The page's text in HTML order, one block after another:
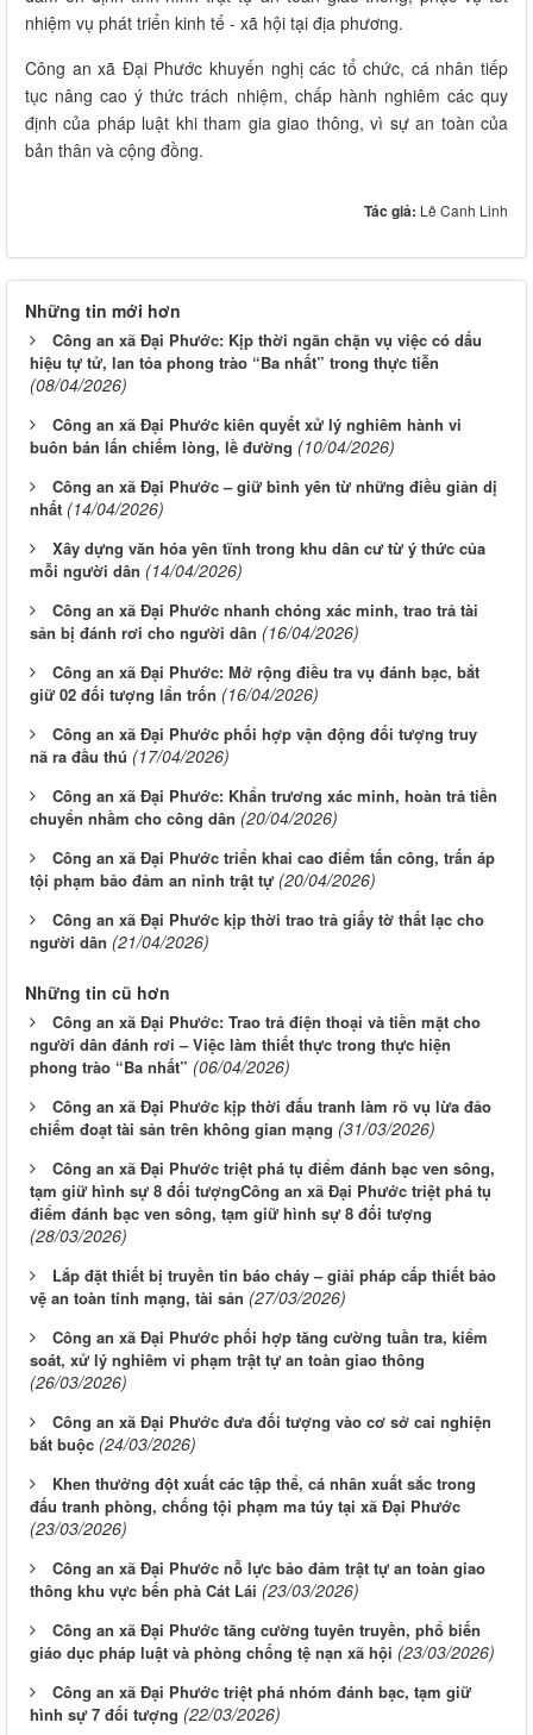
nhiệm vụ phát triển kinh tế - xã hội tại địa phương.
Công an xã Đại Phước khuyến nghị các tổ chức, cá nhân tiếp
tục nâng cao ý thức trách nhiệm, chấp hành nghiêm các quy
định của pháp luật khi tham gia giao thông, vì sự an toàn của
bản thân và cộng đồng.
Tác giả: Lê Canh Linh
Những tin mới hơn
Công an xã Đại Phước: Kịp thời ngăn chặn vụ việc có dấu
hiệu tự tử, lan tỏa phong trào “Ba nhất” trong thực tiễn
(08/04/2026)
Công an xã Đại Phước kiên quyết xử lý nghiêm hành vi
buôn bán lấn chiếm lòng, lề đường (10/04/2026)
Công an xã Đại Phước – giữ bình yên từ những điều giản dị
nhất (14/04/2026)
Xây dựng văn hóa yên tĩnh trong khu dân cư từ ý thức của
mỗi người dân (14/04/2026)
Công an xã Đại Phước nhanh chóng xác minh, trao trả tài
sản bị đánh rơi cho người dân (16/04/2026)
Công an xã Đại Phước: Mở rộng điều tra vụ đánh bạc, bắt
giữ 02 đối tượng lẩn trốn (16/04/2026)
Công an xã Đại Phước phối hợp vận động đối tượng truy
nã ra đầu thú (17/04/2026)
Công an xã Đại Phước: Khẩn trương xác minh, hoàn trả tiền
chuyển nhầm cho công dân (20/04/2026)
Công an xã Đại Phước triển khai cao điểm tấn công, trấn áp
tội phạm bảo đảm an ninh trật tự (20/04/2026)
Công an xã Đại Phước kịp thời trao trả giấy tờ thất lạc cho
người dân (21/04/2026)
Những tin cũ hơn
Công an xã Đại Phước: Trao trả điện thoại và tiền mặt cho
người dân đánh rơi – Việc làm thiết thực trong thực hiện
phong trào “Ba nhất” (06/04/2026)
Công an xã Đại Phước kịp thời đấu tranh làm rõ vụ lừa đảo
chiếm đoạt tài sản trên không gian mạng (31/03/2026)
Công an xã Đại Phước triệt phá tụ điểm đánh bạc ven sông,
tạm giữ hình sự 8 đối tượngCông an xã Đại Phước triệt phá tụ
điểm đánh bạc ven sông, tạm giữ hình sự 8 đối tượng
(28/03/2026)
Lắp đặt thiết bị truyền tin báo cháy – giải pháp cấp thiết bảo
vệ an toàn tính mạng, tài sản (27/03/2026)
Công an xã Đại Phước phối hợp tăng cường tuần tra, kiểm
soát, xử lý nghiêm vi phạm trật tự an toàn giao thông
(26/03/2026)
Công an xã Đại Phước đưa đối tượng vào cơ sở cai nghiện
bắt buộc (24/03/2026)
Khen thưởng đột xuất các tập thể, cá nhân xuất sắc trong
đấu tranh phòng, chống tội phạm ma túy tại xã Đại Phước
(23/03/2026)
Công an xã Đại Phước nỗ lực bảo đảm trật tự an toàn giao
thông khu vực bến phà Cát Lái (23/03/2026)
Công an xã Đại Phước tăng cường tuyên truyền, phổ biến
giáo dục pháp luật và phòng chống tệ nạn xã hội (23/03/2026)
Công an xã Đại Phước triệt phá nhóm đánh bạc, tạm giữ
hình sự 7 đối tượng (22/03/2026)